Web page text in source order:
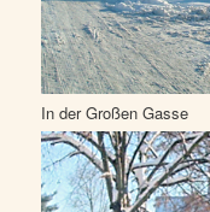
In der Großen Gasse